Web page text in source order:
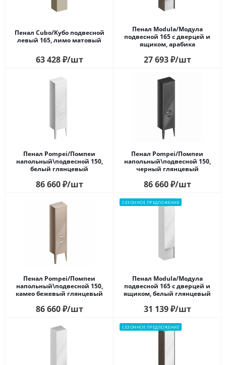
Пенал Cubo/Кубо подвесной
левый 165, лимо матовый
63 428₽/шт
Пенал Modula/Модула
подвесной 165 с дверцей и
ящиком, арабика
27 693₽/шт
Пенал Pompei/Помпеи
напольный\подвесной 150,
белый глянцевый
86 660₽/шт
Пенал Pompei/Помпеи
напольный\подвесной 150,
черный глянцевый
86 660₽/шт
Пенал Pompei/Помпеи
напольный\подвесной 150,
камео бежевый глянцевый
86 660₽/шт
СЕЗОННОЕ ПРЕДЛОЖЕНИЕ
Пенал Modula/Модула
подвесной 165 с дверцей и
ящиком, белый глянцевый
31 139₽/шт
СЕЗОННОЕ ПРЕДЛОЖЕНИЕ